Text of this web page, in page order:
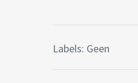
Labels: Geen